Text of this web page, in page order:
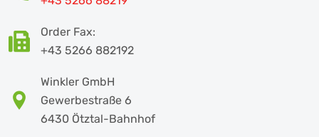
Order Fax:
+43 5266 882192
Winkler GmbH
Gewerbestraße 6
6430 Ötztal-Bahnhof